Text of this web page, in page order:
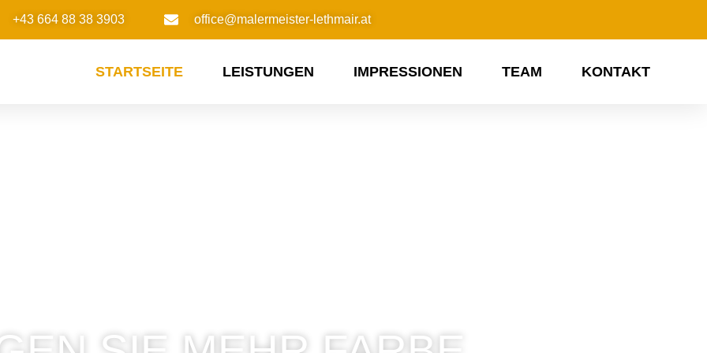
+43 664 88 38 3903 office@malermeister-lethmair.at
STARTSEITE LEISTUNGEN IMPRESSIONEN TEAM KONTAKT